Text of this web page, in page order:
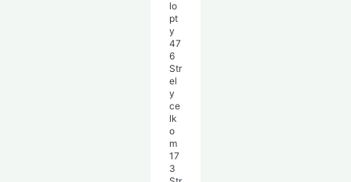
lo
pt
y
47
6
Str
el
y
ce
lk
o
m
17
3